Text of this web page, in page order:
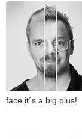
face it´s a big plus!